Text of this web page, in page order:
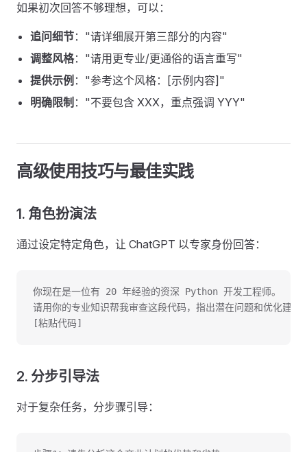
如果初次回答不够理想，可以：
追问细节："请详细展开第三部分的内容"
调整风格："请用更专业/更通俗的语言重写"
提供示例 ："参考这个风格：[示例内容]"
明确限制 ："不要包含 XXX，重点强调 YYY"
高级使用技巧与最佳实践
1. 角色扮演法
通过设定特定角色，让 ChatGPT 以专家身份回答：
你现在是一位有 20 年经验的资深 Python 开发工程师。
请用你的专业知识帮我审查这段代码，指出潜在问题和优化建议
[粘贴代码]
2. 分步引导法
对于复杂任务，分步骤引导：